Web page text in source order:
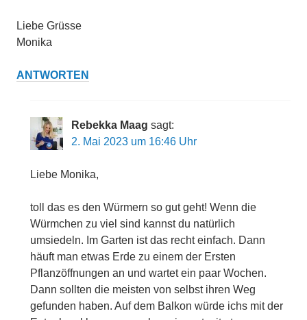
Liebe Grüsse
Monika
ANTWORTEN
Rebekka Maag sagt:
2. Mai 2023 um 16:46 Uhr
Liebe Monika,
toll das es den Würmern so gut geht! Wenn die
Würmchen zu viel sind kannst du natürlich
umsiedeln. Im Garten ist das recht einfach. Dann
häuft man etwas Erde zu einem der Ersten
Pflanzöffnungen an und wartet ein paar Wochen.
Dann sollten die meisten von selbst ihren Weg
gefunden haben. Auf dem Balkon würde ichs mit der